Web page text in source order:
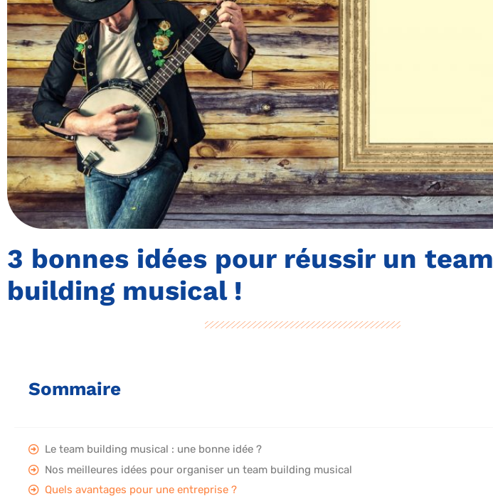
3 bonnes idées pour réussir un team
building musical !
Sommaire
Le team building musical : une bonne idée ?
Nos meilleures idées pour organiser un team building musical
Quels avantages pour une entreprise ?